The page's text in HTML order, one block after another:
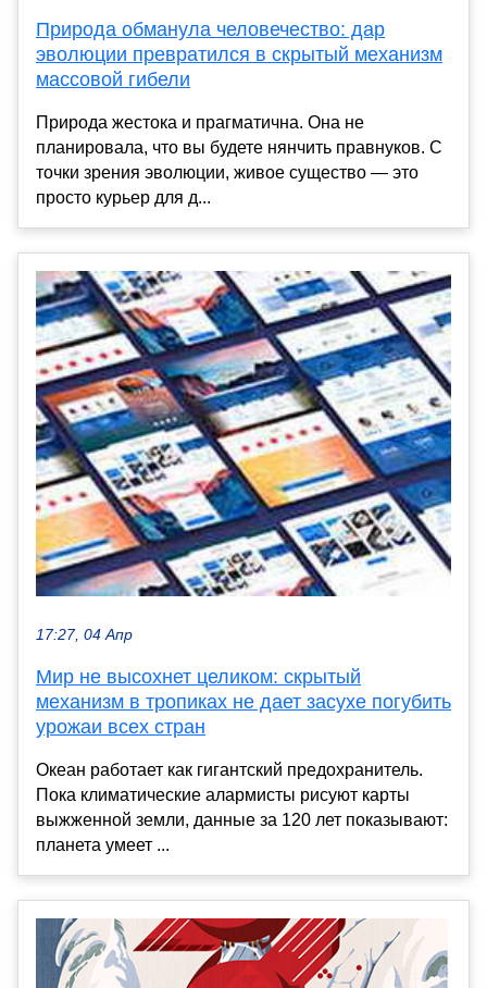
Природа обманула человечество: дар
эволюции превратился в скрытый механизм
массовой гибели
Природа жестока и прагматична. Она не
планировала, что вы будете нянчить правнуков. С
точки зрения эволюции, живое существо — это
просто курьер для д...
17:27, 04 Апр
Мир не высохнет целиком: скрытый
механизм в тропиках не дает засухе погубить
урожаи всех стран
Океан работает как гигантский предохранитель.
Пока климатические алармисты рисуют карты
выжженной земли, данные за 120 лет показывают:
планета умеет ...